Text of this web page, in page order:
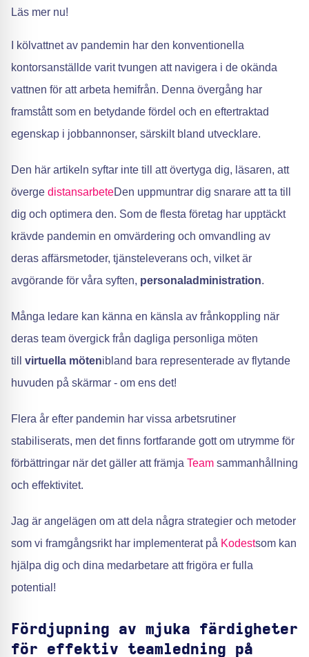
Läs mer nu!
I kölvattnet av pandemin har den konventionella
kontorsanställde varit tvungen att navigera i de okända
vattnen för att arbeta hemifrån. Denna övergång har
framstått som en betydande fördel och en eftertraktad
egenskap i jobbannonser, särskilt bland utvecklare.
Den här artikeln syftar inte till att övertyga dig, läsaren, att
överge distansarbeteDen uppmuntrar dig snarare att ta till
dig och optimera den. Som de flesta företag har upptäckt
krävde pandemin en omvärdering och omvandling av
deras affärsmetoder, tjänsteleverans och, vilket är
avgörande för våra syften, personaladministration.
Många ledare kan känna en känsla av frånkoppling när
deras team övergick från dagliga personliga möten
till virtuella mötenibland bara representerade av flytande
huvuden på skärmar - om ens det!
Flera år efter pandemin har vissa arbetsrutiner
stabiliserats, men det finns fortfarande gott om utrymme för
förbättringar när det gäller att främja Team sammanhållning
och effektivitet.
Jag är angelägen om att dela några strategier och metoder
som vi framgångsrikt har implementerat på Kodestsom kan
hjälpa dig och dina medarbetare att frigöra er fulla
potential!
Fördjupning av mjuka färdigheter
för effektiv teamledning på